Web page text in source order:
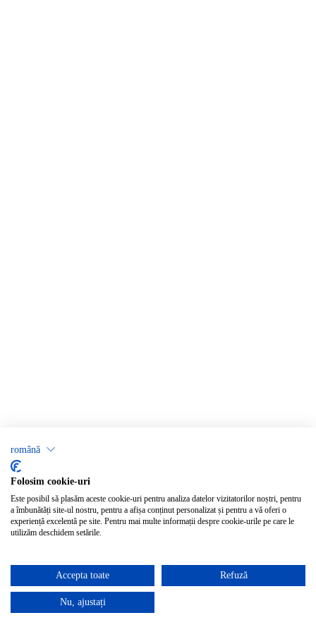
română
Folosim cookie-uri
Este posibil să plasăm aceste cookie-uri pentru analiza datelor vizitatorilor noștri, pentru
a îmbunătăți site-ul nostru, pentru a afișa conținut personalizat și pentru a vă oferi o
experiență excelentă pe site. Pentru mai multe informații despre cookie-urile pe care le
utilizăm deschidem setările.
Accepta toate Refuză
Nu, ajustați